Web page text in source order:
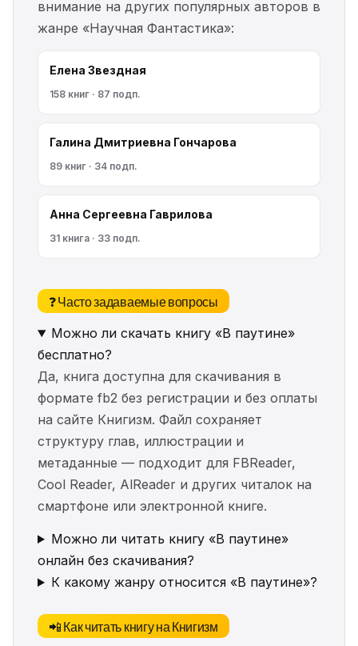
внимание на других популярных авторов в
жанре «Научная Фантастика»:
Елена Звездная
158 книг · 87 подп.
Галина Дмитриевна Гончарова
89 книг · 34 подп.
Анна Сергеевна Гаврилова
31 книга · 33 подп.
❓ Часто задаваемые вопросы
Можно ли скачать книгу «В паутине»
бесплатно?
Да, книга доступна для скачивания в
формате fb2 без регистрации и без оплаты
на сайте Книгизм. Файл сохраняет
структуру глав, иллюстрации и
метаданные — подходит для FBReader,
Cool Reader, AlReader и других читалок на
смартфоне или электронной книге.
Можно ли читать книгу «В паутине»
онлайн без скачивания?
К какому жанру относится «В паутине»?
📲 Как читать книгу на Книгизм